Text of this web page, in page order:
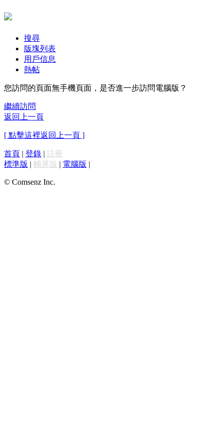
搜尋
版塊列表
用戶信息
熱帖
您訪問的頁面無手機頁面，是否進一步訪問電腦版？
繼續訪問
返回上一頁
[ 點擊這裡返回上一頁 ]
首頁 | 登錄 | 註冊
標準版 | 觸屏版 | 電腦版 |
© Comsenz Inc.